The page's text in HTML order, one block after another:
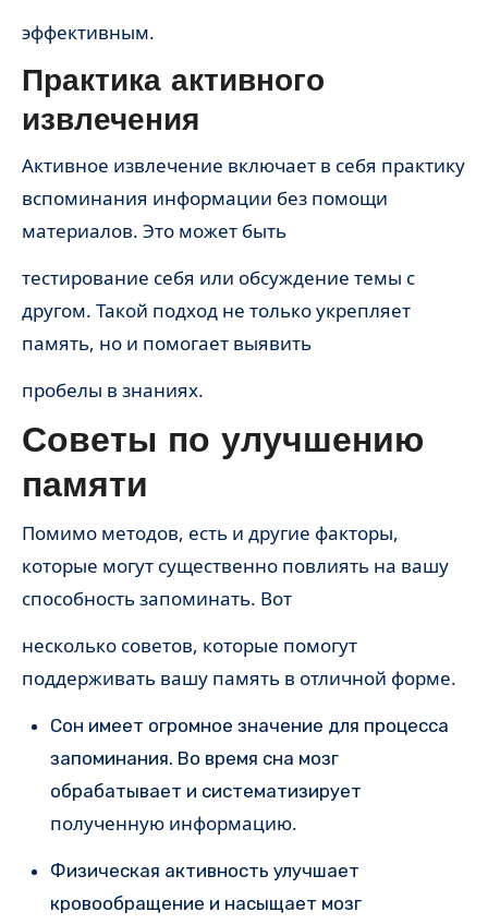
эффективным.
Практика активного
извлечения
Активное извлечение включает в себя практику
вспоминания информации без помощи
материалов. Это может быть
тестирование себя или обсуждение темы с
другом. Такой подход не только укрепляет
память, но и помогает выявить
пробелы в знаниях.
Советы по улучшению
памяти
Помимо методов, есть и другие факторы,
которые могут существенно повлиять на вашу
способность запоминать. Вот
несколько советов, которые помогут
поддерживать вашу память в отличной форме.
Сон имеет огромное значение для процесса
запоминания. Во время сна мозг
обрабатывает и систематизирует
полученную информацию.
Физическая активность улучшает
кровообращение и насыщает мозг